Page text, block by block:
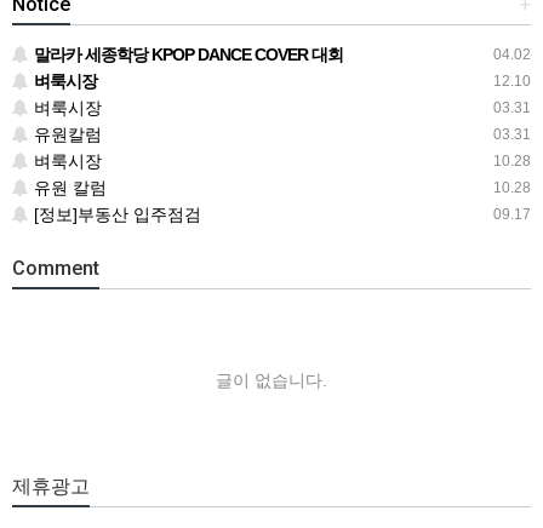
04.02
말라카 세종학당 KPOP DANCE COVER 대회
12.10
벼룩시장
03.31
벼룩시장
03.31
유원칼럼
10.28
벼룩시장
10.28
유원 칼럼
09.17
[정보]부동산 입주점검
Comment
글이 없습니다.
제휴광고